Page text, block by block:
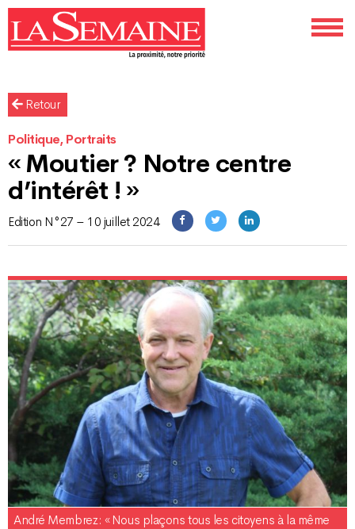
Retour
Politique, Portraits
« Moutier ? Notre centre
d’intérêt ! »
Edition N°27 – 10 juillet 2024
André Membrez : « Nous plaçons tous les citoyens à la même